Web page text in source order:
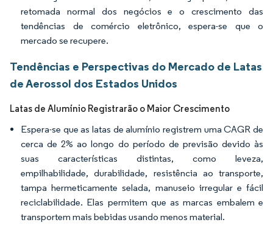
retomada normal dos negócios e o crescimento das
tendências de comércio eletrônico, espera-se que o
mercado se recupere.
Tendências e Perspectivas do Mercado de Latas
de Aerossol dos Estados Unidos
Latas de Alumínio Registrarão o Maior Crescimento
Espera-se que as latas de alumínio registrem uma CAGR de
cerca de 2% ao longo do período de previsão devido às
suas características distintas, como leveza,
empilhabilidade, durabilidade, resistência ao transporte,
tampa hermeticamente selada, manuseio irregular e fácil
reciclabilidade. Elas permitem que as marcas embalem e
transportem mais bebidas usando menos material.